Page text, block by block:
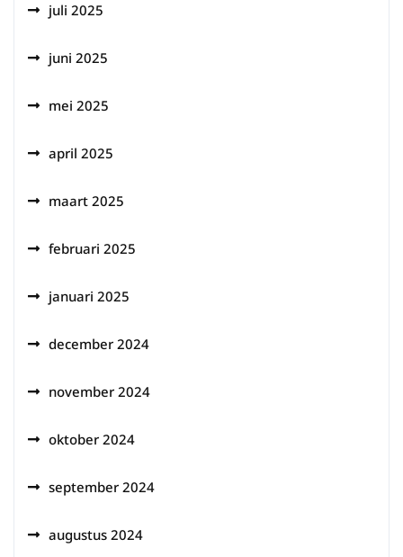
juli 2025
juni 2025
mei 2025
april 2025
maart 2025
februari 2025
januari 2025
december 2024
november 2024
oktober 2024
september 2024
augustus 2024